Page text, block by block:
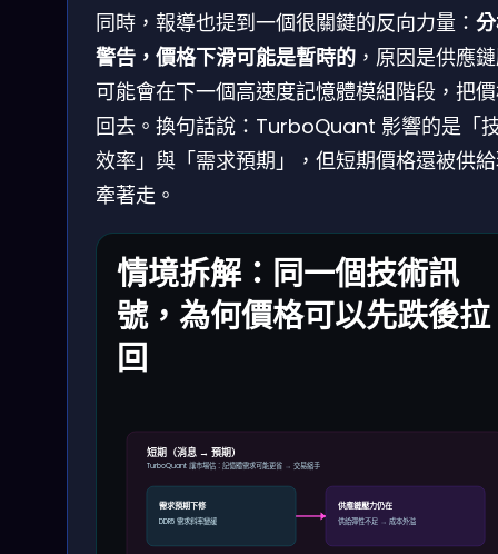
同時，報導也提到一個很關鍵的反向力量：
警告，價格下滑可能是暫時的 ，原因是供應
可能會在下一個高速度記憶體模組階段，把
回去。換句話說：TurboQuant 影響的是「
效率」與「需求預期」，但短期價格還被供
牽著走。
情境拆解：同一個技術訊
號，為何價格可以先跌後拉
回
短期（消息 → 預期）
TurboQuant 讓市場估：記憶體需求可能更省 → 交易縮手
需求預期下修
DDR5 需求斜率變緩
供應鏈壓力仍在
供給彈性不足 → 成本外溢